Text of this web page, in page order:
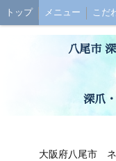
トップ メニュー こだ
初めての方へ お子様連
八尾市
深爪
大阪府八尾市